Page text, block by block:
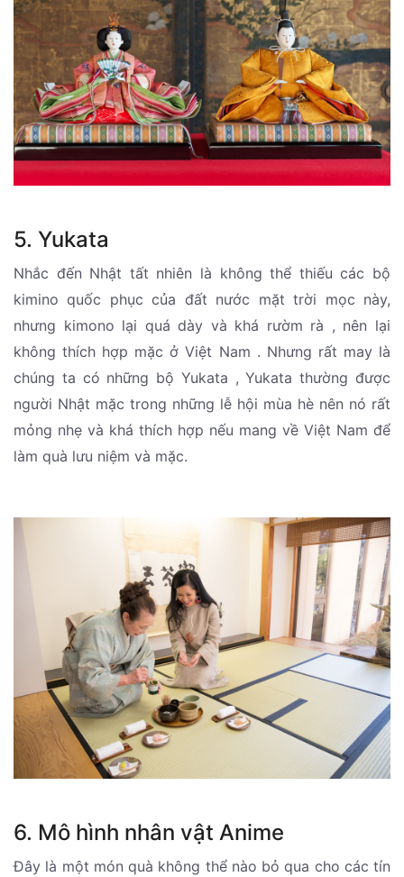
5. Yukata
Nhắc đến Nhật tất nhiên là không thể thiếu các bộ
kimino quốc phục của đất nước mặt trời mọc này,
nhưng kimono lại quá dày và khá rườm rà , nên lại
không thích hợp mặc ở Việt Nam . Nhưng rất may là
chúng ta có những bộ Yukata , Yukata thường được
người Nhật mặc trong những lễ hội mùa hè nên nó rất
mỏng nhẹ và khá thích hợp nếu mang về Việt Nam để
làm quà lưu niệm và mặc.
6. Mô hình nhân vật Anime
Đây là một món quà không thể nào bỏ qua cho các tín